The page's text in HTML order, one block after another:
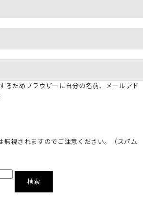
るためブラウザーに自分の名前、メールアド
無視されますのでご注意ください。（スパム